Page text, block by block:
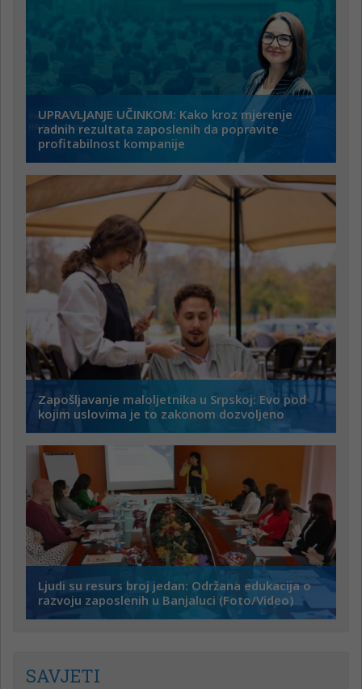
UPRAVLJANJE UČINKOM: Kako kroz mjerenje
radnih rezultata zaposlenih da popravite
profitabilnost kompanije
Zapošljavanje maloljetnika u Srpskoj: Evo pod
kojim uslovima je to zakonom dozvoljeno
Ljudi su resurs broj jedan: Održana edukacija o
razvoju zaposlenih u Banjaluci (Foto/Video)
SAVJETI